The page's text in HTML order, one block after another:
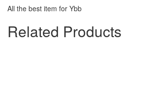
All the best item for Ybb
Related Products